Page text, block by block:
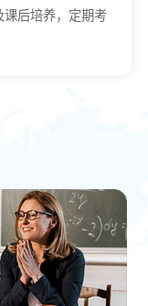
后培养，定期考